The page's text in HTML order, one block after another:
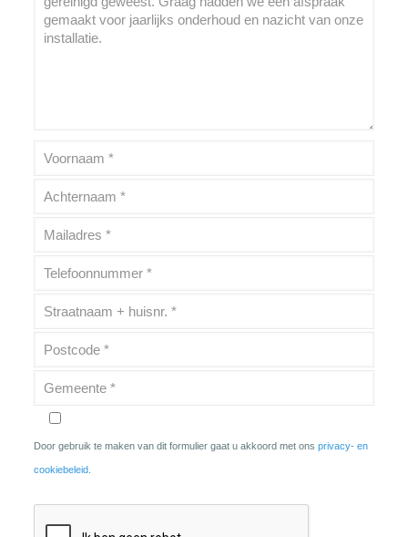
Door gebruik te maken van dit formulier gaat u akkoord met ons privacy- en
cookiebeleid.